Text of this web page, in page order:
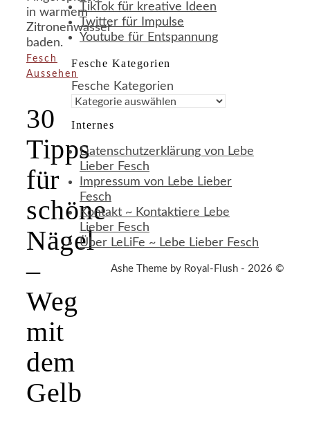
Fesch
Aussehen
30
Tipps
für
schöne
Nägel
–
Weg
mit
dem
Gelb
TikTok für kreative Ideen
Twitter für Impulse
Youtube für Entspannung
Fesche Kategorien
Fesche Kategorien
Internes
Datenschutzerklärung von Lebe
Lieber Fesch
Impressum von Lebe Lieber
Fesch
Kontakt ~ Kontaktiere Lebe
Lieber Fesch
Über LeLiFe ~ Lebe Lieber Fesch
Ashe Theme by Royal-Flush - 2026 ©